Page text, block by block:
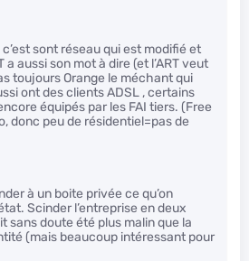
sont réseau qui est modifié et
a aussi son mot à dire (et l’ART veut
toujours Orange le méchant qui
ont des clients ADSL , certains
équipés par les FAI tiers. (Free
donc peu de résidentiel=pas de
à un boite privée ce qu’on
Scinder l’entreprise en deux
sans doute été plus malin que la
(mais beaucoup intéressant pour